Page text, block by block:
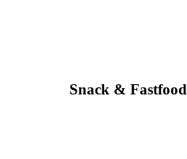
Snack & Fastfood